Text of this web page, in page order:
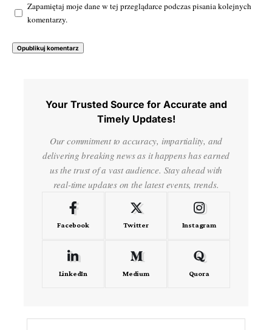
Zapamiętaj moje dane w tej przeglądarce podczas pisania kolejnych
komentarzy.
Your Trusted Source for Accurate and
Timely Updates!
Our commitment to accuracy, impartiality, and
delivering breaking news as it happens has earned
us the trust of a vast audience. Stay ahead with
real-time updates on the latest events, trends.
Facebook Twitter Instagram
LinkedIn Medium Quora